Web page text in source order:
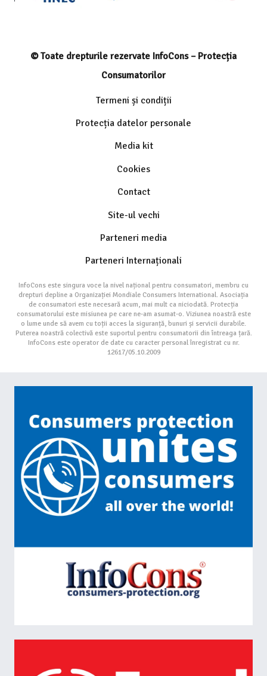
© Toate drepturile rezervate InfoCons – Protecția
Consumatorilor
Termeni și condiții
Protecția datelor personale
Media kit
Cookies
Contact
Site-ul vechi
Parteneri media
Parteneri Internaționali
InfoCons este singura voce la nivel național pentru consumatori, membru cu
drepturi depline a Organizației Mondiale Consumers International. Asociația
de consumatori este necesară acum, mai mult ca niciodată. Protecția
consumatorului este misiunea pe care ne-am asumat-o. Viziunea noastră este
o lume unde să avem cu toții acces la siguranță, bunuri și servicii durabile.
Puterea noastră colectivă este suportul pentru consumatorii din întreaga țară.
InfoCons este operator de date cu caracter personal înregistrat cu nr.
12617/05.10.2009